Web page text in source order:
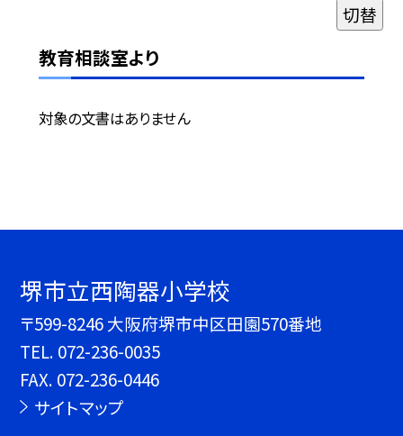
教育相談室より
対象の文書はありません
切替
堺市立西陶器小学校
〒599-8246 大阪府堺市中区田園570番地
TEL. 072-236-0035
FAX. 072-236-0446
サイトマップ